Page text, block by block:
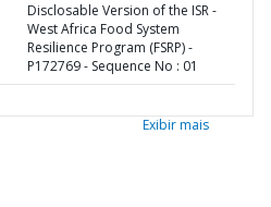
Disclosable Version of the ISR -
West Africa Food System
Resilience Program (FSRP) -
P172769 - Sequence No : 01
Exibir mais